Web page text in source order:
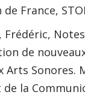
France,
Frédéric,
de
Arts Sonores.
la